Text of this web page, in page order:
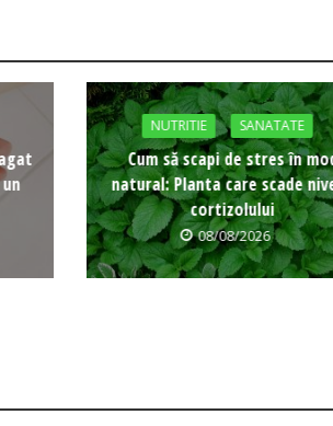
NUTRITIE SANATATE
Cum să scapi de stres în
natural: Planta care scade
cortizolului
08/08/2026